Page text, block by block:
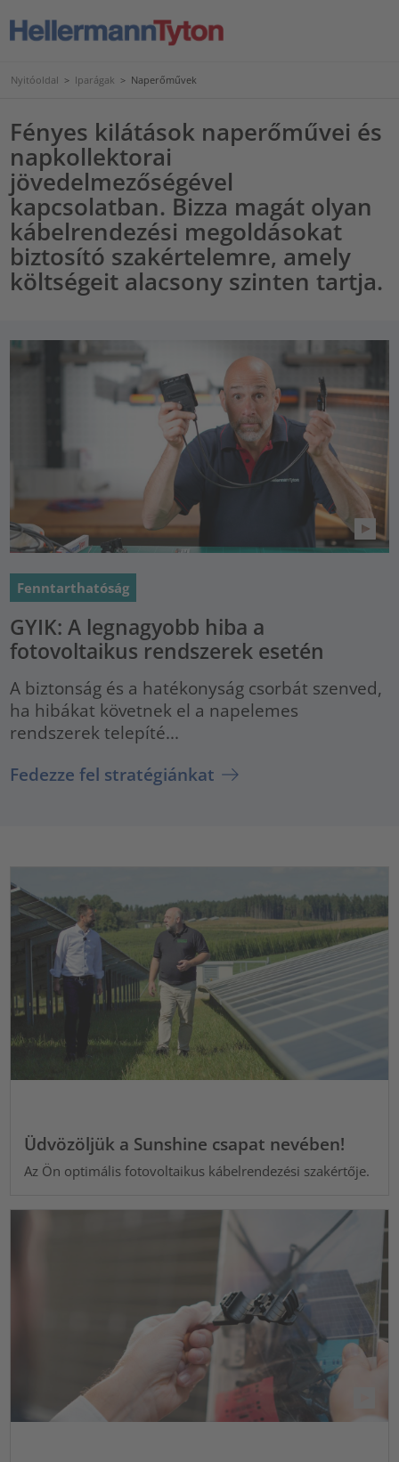
Nyitóoldal > Iparágak > Naperőművek
Fényes kilátások naperőművei és
napkollektorai
jövedelmezőségével
kapcsolatban. Bizza magát olyan
kábelrendezési megoldásokat
biztosító szakértelemre, amely
költségeit alacsony szinten tartja.
Fenntarthatóság
GYIK: A legnagyobb hiba a
fotovoltaikus rendszerek esetén
A biztonság és a hatékonyság csorbát szenved,
ha hibákat követnek el a napelemes
rendszerek telepíté...
Fedezze fel stratégiánkat
Üdvözöljük a Sunshine csapat nevében!
Az Ön optimális fotovoltaikus kábelrendezési szakértője.